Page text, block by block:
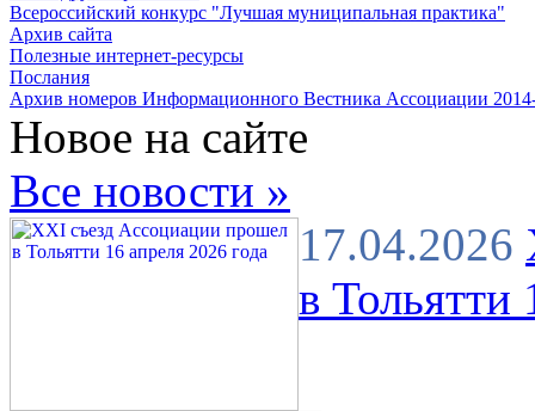
Всероссийский конкурс "Лучшая муниципальная практика"
Архив сайта
Полезные интернет-ресурсы
Послания
Архив номеров Информационного Вестника Ассоциации
Новое на сайте
Все новости »
17.04.2026
в Тольятти